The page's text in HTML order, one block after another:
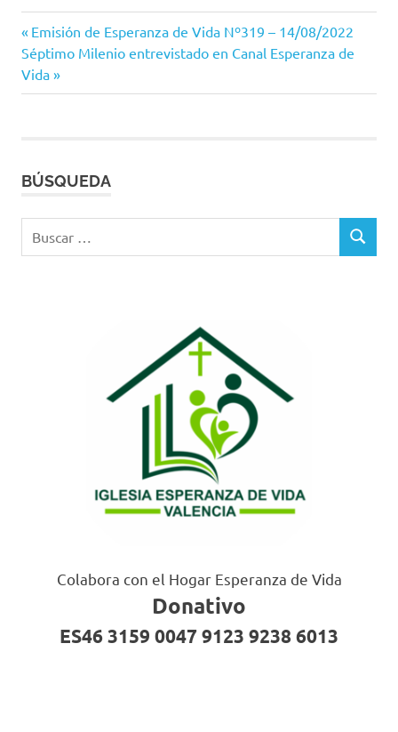
Navegación
de
Entrada
anterior:
Emisión de Esperanza de Vida Nº319 – 14/08/2022
Siguiente
entrada:
Séptimo Milenio entrevistado en Canal Esperanza de
Vida
BÚSQUEDA
BUSCAR
Colabora con el Hogar Esperanza de Vida
Donativo
ES46 3159 0047 9123 9238 6013